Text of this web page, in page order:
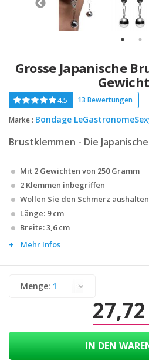
Grosse Japanische
4.5
13 Bewertungen
Marke : Bondage
Brustklemmen - Die
Mit 2 Gewichten von 250 Gramm
2 Klemmen inbegriffen
Wollen Sie den Schmerz
Länge: 9 cm
Breite: 3,6 cm
Mehr Infos
Menge:
IN DEN